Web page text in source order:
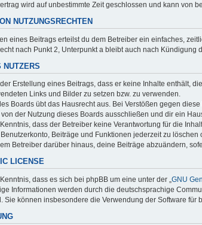
wird auf unbestimmte Zeit geschlossen und kann von
NUTZUNGSRECHTEN
eines Beitrags erteilst du dem Betreiber ein einfaches,
nach Punkt 2, Unterpunkt a bleibt auch nach Kündigung
NUTZERS
Erstellung eines Beitrags, dass er keine Inhalte enthält,
Links und Bilder zu setzen bzw. zu verwenden.
Boards übt das Hausrecht aus. Bei Verstößen gegen
der Nutzung dieses Boards ausschließen und dir ein
dass der Betreiber keine Verantwortung für die
Beiträge und Funktionen jederzeit zu löschen
Betreiber darüber hinaus, deine Beiträge abzuändern,
LICENSE
dass es sich bei phpBB um eine unter der „ GNU
Informationen werden durch die deutschsprachige
Sie können insbesondere die Verwendung der Software